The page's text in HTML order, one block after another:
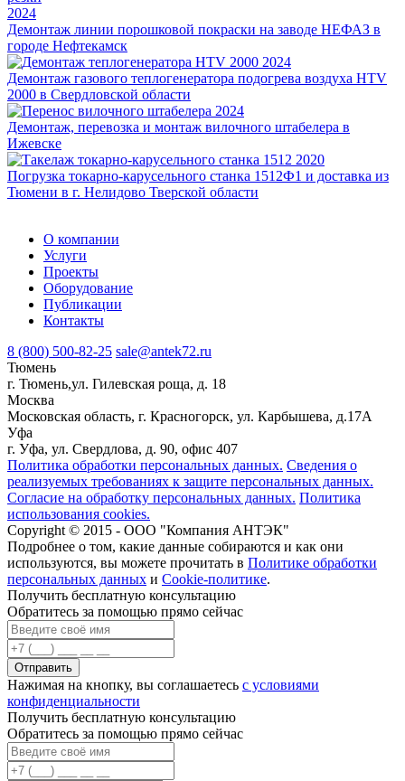
2024
Демонтаж линии порошковой покраски на заводе НЕФАЗ в
городе Нефтекамск
2024
Демонтаж газового теплогенератора подогрева воздуха HTV
2000 в Свердловской области
2024
Демонтаж, перевозка и монтаж вилочного штабелера в
Ижевске
2020
Погрузка токарно-карусельного станка 1512Ф1 и доставка из
Тюмени в г. Нелидово Тверской области
О компании
Услуги
Проекты
Оборудование
Публикации
Контакты
8 (800) 500-82-25 sale@antek72.ru
Тюмень
г. Тюмень,ул. Гилевская роща, д. 18
Москва
Московская область, г. Красногорск, ул. Карбышева, д.17А
Уфа
г. Уфа, ул. Свердлова, д. 90, офис 407
Политика обработки персональных данных. Сведения о
реализуемых требованиях к защите персональных данных.
Согласие на обработку персональных данных. Политика
использования cookies.
Copyright © 2015 - ООО "Компания АНТЭК"
Подробнее о том, какие данные собираются и как они
используются, вы можете прочитать в Политике обработки
персональных данных и Cookie-политике.
Получить бесплатную консультацию
Обратитесь за помощью прямо сейчас
Нажимая на кнопку, вы соглашаетесь с условиями
конфиденциальности
Получить бесплатную консультацию
Обратитесь за помощью прямо сейчас